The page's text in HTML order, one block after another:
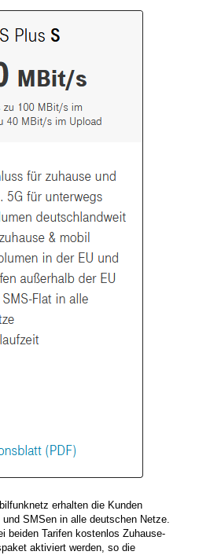
erhalten die Kunden
SMSen in alle deutschen Netze.
beiden Tarifen kostenlos Zuhause-
aktiviert werden, so die